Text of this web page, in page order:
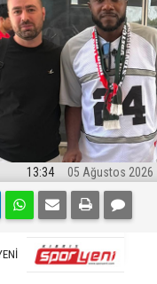
13:34 05 Ağustos 2026